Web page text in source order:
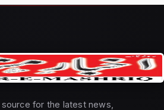
for the latest news,